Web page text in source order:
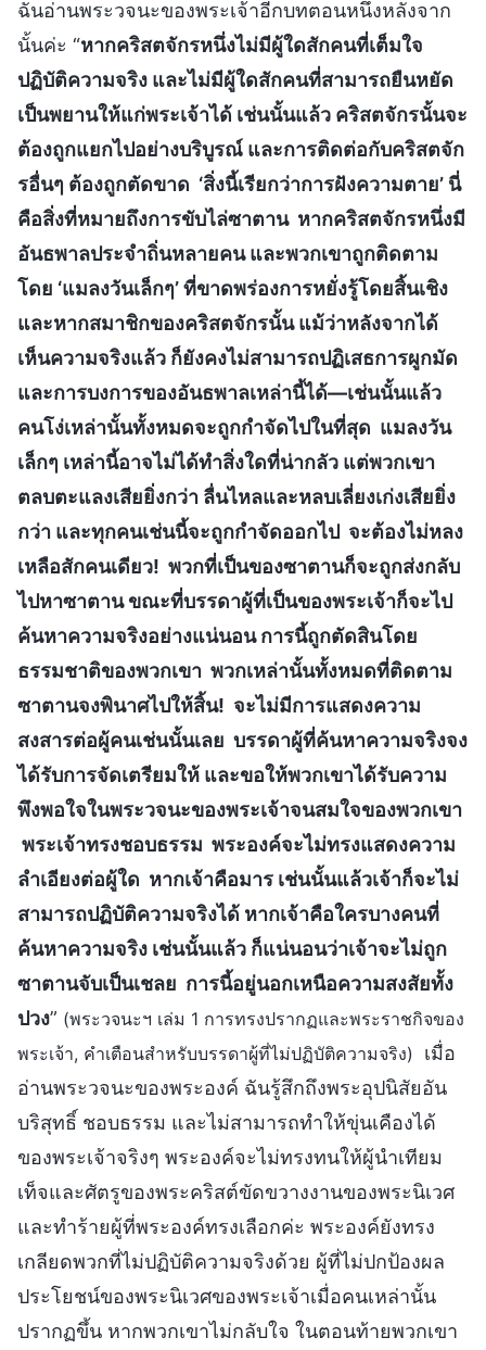
ฉันอ่านพระวจนะของพระเจ้าอีกบทตอนหนึ่งหลังจาก
นั้นค่ะ “หากคริสตจักรหนึ่งไม่มีผู้ใดสักคนที่เต็มใจ
ปฏิบัติความจริง และไม่มีผู้ใดสักคนที่สามารถยืนหยัด
เป็นพยานให้แก่พระเจ้าได้ เช่นนั้นแล้ว คริสตจักรนั้นจะ
ต้องถูกแยกไปอย่างบริบูรณ์ และการติดต่อกับคริสตจัก
รอื่นๆ ต้องถูกตัดขาด ‘สิ่งนี้เรียกว่าการฝังความตาย’ นี่
คือสิ่งที่หมายถึงการขับไล่ซาตาน หากคริสตจักรหนึ่งมี
อันธพาลประจำถิ่นหลายคน และพวกเขาถูกติดตาม
โดย ‘แมลงวันเล็กๆ’ ที่ขาดพร่องการหยั่งรู้โดยสิ้นเชิง
และหากสมาชิกของคริสตจักรนั้น แม้ว่าหลังจากได้
เห็นความจริงแล้ว ก็ยังคงไม่สามารถปฏิเสธการผูกมัด
และการบงการของอันธพาลเหล่านี้ได้—เช่นนั้นแล้ว
คนโง่เหล่านั้นทั้งหมดจะถูกกำจัดไปในที่สุด แมลงวัน
เล็กๆ เหล่านี้อาจไม่ได้ทำสิ่งใดที่น่ากลัว แต่พวกเขา
ตลบตะแลงเสียยิ่งกว่า ลื่นไหลและหลบเลี่ยงเก่งเสียยิ่ง
กว่า และทุกคนเช่นนี้จะถูกกำจัดออกไป จะต้องไม่หลง
เหลือสักคนเดียว! พวกที่เป็นของซาตานก็จะถูกส่งกลับ
ไปหาซาตาน ขณะที่บรรดาผู้ที่เป็นของพระเจ้าก็จะไป
ค้นหาความจริงอย่างแน่นอน การนี้ถูกตัดสินโดย
ธรรมชาติของพวกเขา พวกเหล่านั้นทั้งหมดที่ติดตาม
ซาตานจงพินาศไปให้สิ้น! จะไม่มีการแสดงความ
สงสารต่อผู้คนเช่นนั้นเลย บรรดาผู้ที่ค้นหาความจริงจง
ได้รับการจัดเตรียมให้ และขอให้พวกเขาได้รับความ
พึงพอใจในพระวจนะของพระเจ้าจนสมใจของพวกเขา
พระเจ้าทรงชอบธรรม พระองค์จะไม่ทรงแสดงความ
ลำเอียงต่อผู้ใด หากเจ้าคือมาร เช่นนั้นแล้วเจ้าก็จะไม่
สามารถปฏิบัติความจริงได้ หากเจ้าคือใครบางคนที่
ค้นหาความจริง เช่นนั้นแล้ว ก็แน่นอนว่าเจ้าจะไม่ถูก
ซาตานจับเป็นเชลย การนี้อยู่นอกเหนือความสงสัยทั้ง
ปวง” (พระวจนะฯ เล่ม 1 การทรงปรากฏและพระราชกิจของ
พระเจ้า, คำเตือนสำหรับบรรดาผู้ที่ไม่ปฏิบัติความจริง)
เมื่อ
อ่านพระวจนะของพระองค์ ฉันรู้สึกถึงพระอุปนิสัยอัน
บริสุทธิ์ ชอบธรรม และไม่สามารถทำให้ขุ่นเคืองได้
ของพระเจ้าจริงๆ พระองค์จะไม่ทรงทนให้ผู้นำเทียม
เท็จและศัตรูของพระคริสต์ขัดขวางงานของพระนิเวศ
และทำร้ายผู้ที่พระองค์ทรงเลือกค่ะ พระองค์ยังทรง
เกลียดพวกที่ไม่ปฏิบัติความจริงด้วย ผู้ที่ไม่ปกป้องผล
ประโยชน์ของพระนิเวศของพระเจ้าเมื่อคนเหล่านั้น
ปรากฏขึ้น หากพวกเขาไม่กลับใจ ในตอนท้ายพวกเขา